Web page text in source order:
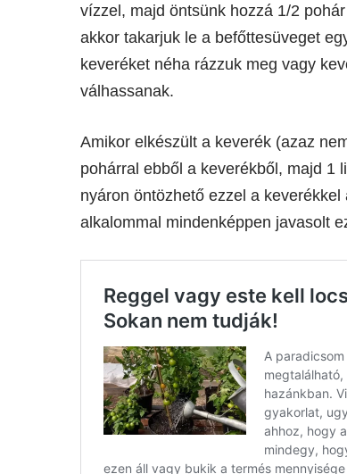
vízzel, majd öntsünk hozzá 1/2
akkor takarjuk le a befőttesüveget
keveréket néha rázzuk meg vagy
válhassanak.
Amikor elkészült a keverék (azaz
pohárral ebből a keverékből, majd 1
nyáron öntözhető ezzel a
alkalommal mindenképpen javasolt